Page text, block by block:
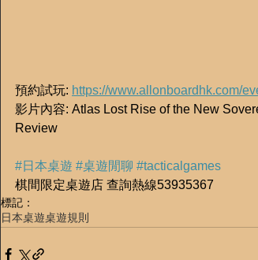
預約試玩: https://www.allonboardhk.com/
影片內容: Atlas Lost Rise of the New
Review
#日本桌遊 #桌遊閒聊 #tacticalgames
棋間限定桌遊店 查詢熱線53935367
標記：
日本桌遊桌遊規則